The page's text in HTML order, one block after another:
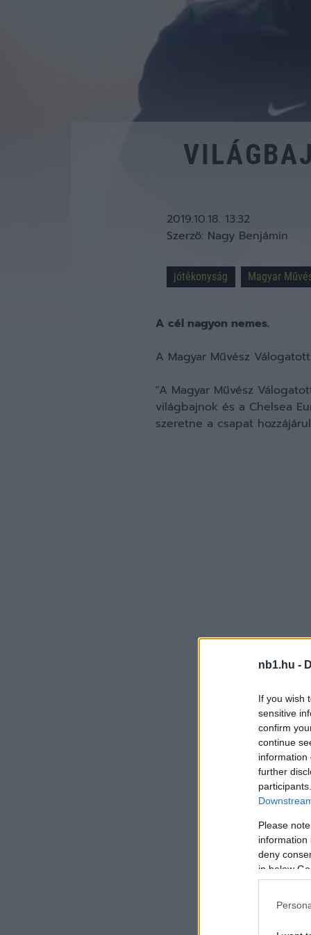
nb1.hu -
If you wish
sensitive
confirm
continue
information
further
Please
information
deny
in below
2019.10.18. 13:32
Szerző: Nagy Benjámin
jótékonyság Magyar
A cél nagyon nemes.
A Magyar Művész
"A Magyar Művész
világbajnok és a Chelsea
szeretne a csapat